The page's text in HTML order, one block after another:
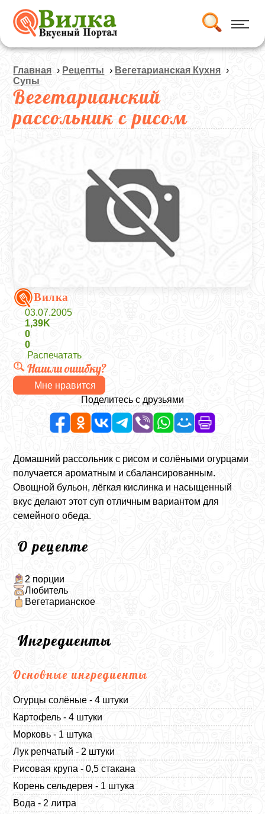
Главная › Рецепты › Вегетарианская Кухня ›
Супы
Вегетарианский
рассольник с рисом
Вилка
03.07.2005
1,39K
0
0
Распечатать
Нашли ошибку?
Мне нравится
Поделитесь с друзьями
Домашний рассольник с рисом и солёными огурцами
получается ароматным и сбалансированным.
Овощной бульон, лёгкая кислинка и насыщенный
вкус делают этот суп отличным вариантом для
семейного обеда.
О рецепте
2 порции
Любитель
Вегетарианское
Ингредиенты
Основные ингредиенты
Огурцы солёные - 4 штуки
Картофель - 4 штуки
Морковь - 1 штука
Лук репчатый - 2 штуки
Рисовая крупа - 0,5 стакана
Корень сельдерея - 1 штука
Вода - 2 литра